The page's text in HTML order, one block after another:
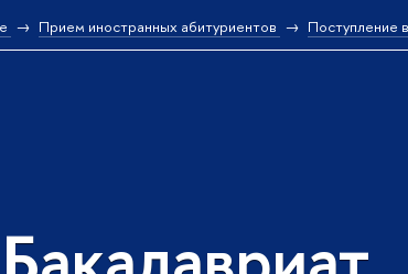
Прием иностранных абитуриентов Поступление